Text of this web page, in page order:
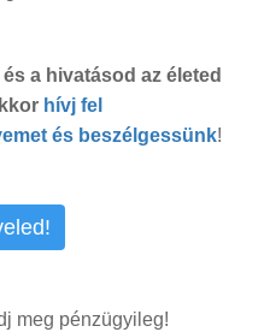
a hivatásod az életed
hívj fel
és beszélgessünk!
meg pénzügyileg!